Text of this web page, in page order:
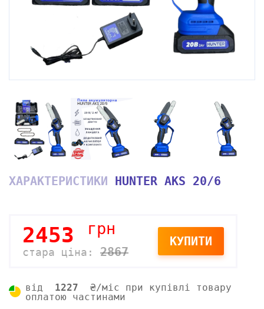
ХАРАКТЕРИСТИКИ HUNTER AKS 20/6
2453 грн
стара ціна: 2867
КУПИТИ
від 1227
₴/міс при купівлі товару
оплатою частинами